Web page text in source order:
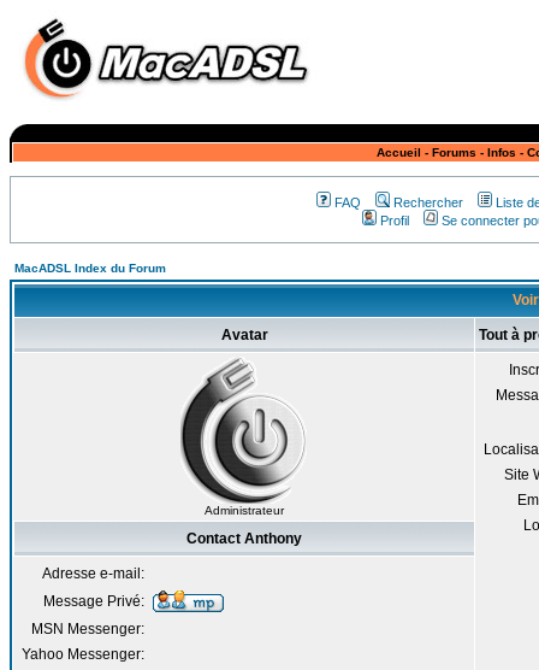
Accueil - Forums - Infos -
FAQ Rechercher
Liste
Profil
Se connecter
MacADSL Index du Forum
Avatar Tout à
Administrateur
Site
Contact Anthony
Adresse e-mail:
Message Privé:
MSN Messenger:
Yahoo Messenger: